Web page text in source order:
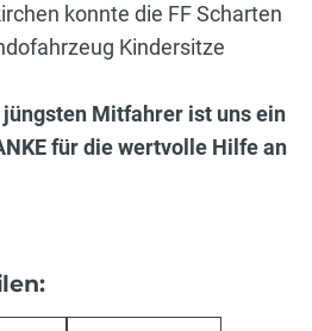
konnte die FF Scharten
Kindersitze
Mitfahrer ist uns ein
für die wertvolle Hilfe an